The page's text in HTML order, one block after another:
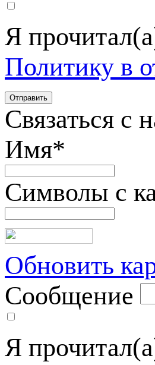
Я
Политику в
Связаться с
Имя*
Символы с
Обновить
Сообщение
Я